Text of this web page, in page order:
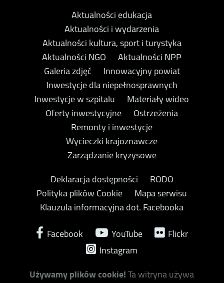
Aktualności edukacja
Aktualności i wydarzenia
Aktualności kultura, sport i turystyka
Aktualności NGO
Aktualności NPP
Galeria zdjęć
Innowacyjny powiat
Inwestycje dla niepełnosprawnych
Inwestycje w szpitalu
Materiały wideo
Oferty inwestycyjne
Ostrzeżenia
Remonty i inwestycje
Wycieczki krajoznawcze
Zarządzanie kryzysowe
Deklaracja dostępności
RODO
Polityka plików Cookie
Mapa serwisu
Klauzula informacyjna dot. Facebooka
Facebook
YouTube
Flickr
Instagram
Używamy plików cookie!Ta witryna używa